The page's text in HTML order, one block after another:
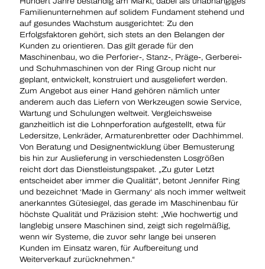
Familienunternehmen auf solidem Fundament stehend und
auf gesundes Wachstum ausgerichtet: Zu den
Erfolgsfaktoren gehört, sich stets an den Belangen der
Kunden zu orientieren. Das gilt gerade für den
Maschinenbau, wo die Perforier-, Stanz-, Präge-, Gerberei-
und Schuh­maschinen von der Ring Group nicht nur
geplant, entwickelt, konstruiert und ausgeliefert werden.
Zum Angebot aus einer Hand gehören nämlich unter
anderem auch das Liefern von Werkzeugen sowie Service,
Wartung und Schulungen weltweit. Vergleichs­weise
ganzheitlich ist die Lohnperforation aufgestellt, etwa für
Ledersitze, Lenkräder, Armaturenbretter oder Dachhimmel.
Von Beratung und Designentwicklung über Bemusterung
bis hin zur Auslieferung in verschiedensten Losgrößen
reicht dort das Dienstleistungspaket. „Zu guter Letzt
entscheidet aber immer die Qualität“, betont Jennifer Ring
und bezeichnet ‘Made in Germany‘ als noch immer weltweit
anerkanntes Gütesiegel, das gerade im Maschinenbau für
höchste Qualität und Präzision steht: „Wie hochwertig und
langlebig unsere Maschinen sind, zeigt sich regelmäßig,
wenn wir Systeme, die zuvor sehr lange bei unseren
Kunden im Einsatz waren, für Aufbereitung und
Weiterverkauf zurücknehmen.“